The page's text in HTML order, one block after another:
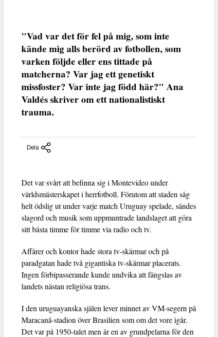
"Vad var det för fel på mig, som inte
kände mig alls berörd av fotbollen, som
varken följde eller ens tittade på
matcherna? Var jag ett genetiskt
missfoster? Var inte jag född här?" Ana
Valdés skriver om ett nationalistiskt
trauma.
Dela
Det var svårt att befinna sig i Montevideo under
världsmästerskapet i herrfotboll. Förutom att staden såg
helt ödslig ut under varje match Uruguay spelade, sändes
slagord och musik som uppmuntrade landslaget att göra
sitt bästa timme för timme via radio och tv.
Affärer och kontor hade stora tv-skärmar och på
paradgatan hade två gigantiska tv-skärmar placerats.
Ingen förbipasserande kunde undvika att fängslas av
landets nästan religiösa trans.
I den uruguayanska själen lever minnet av VM-segern på
Maracanã-stadion över Brasilien som om det vore igår.
Det var på 1950-talet men är en av grundpelarna för den